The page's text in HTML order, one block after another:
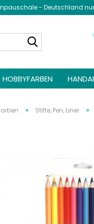
- Deutschland nur
HOBBYFARBEN
» Stifte, Pen, Liner »